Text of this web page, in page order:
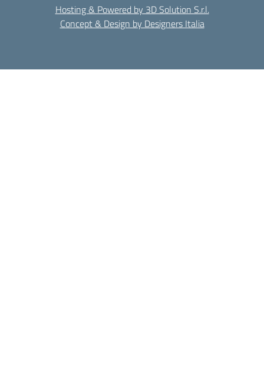
Hosting & Powered by 3D Solution S.r.l.
Concept & Design by Designers Italia